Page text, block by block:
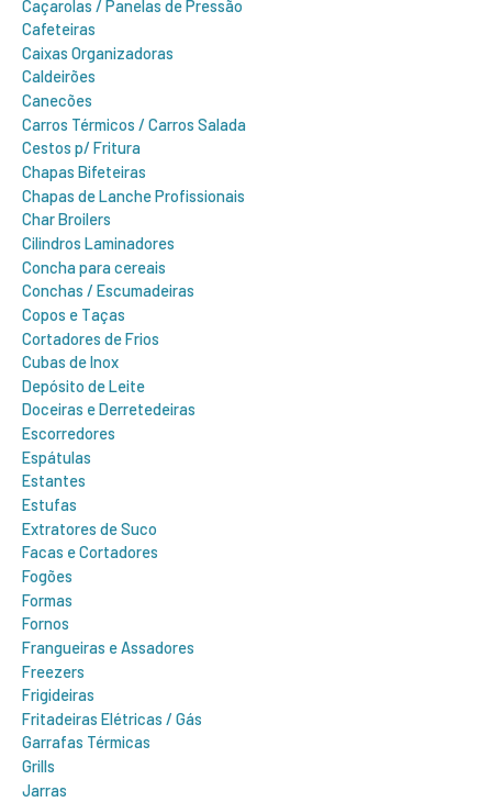
Caçarolas / Panelas de Pressão
Cafeteiras
Caixas Organizadoras
Caldeirões
Canecões
Carros Térmicos / Carros Salada
Cestos p/ Fritura
Chapas Bifeteiras
Chapas de Lanche Profissionais
Char Broilers
Cilindros Laminadores
Concha para cereais
Conchas / Escumadeiras
Copos e Taças
Cortadores de Frios
Cubas de Inox
Depósito de Leite
Doceiras e Derretedeiras
Escorredores
Espátulas
Estantes
Estufas
Extratores de Suco
Facas e Cortadores
Fogões
Formas
Fornos
Frangueiras e Assadores
Freezers
Frigideiras
Fritadeiras Elétricas / Gás
Garrafas Térmicas
Grills
Jarras